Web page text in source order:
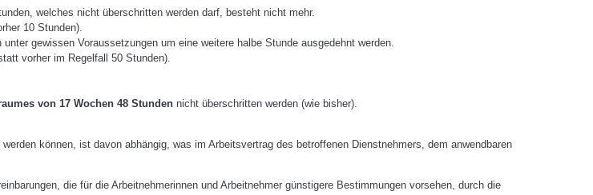
welches nicht überschritten werden darf, besteht nicht mehr.
10 Stunden).
gewissen Voraussetzungen um eine weitere halbe Stunde ausgedehnt werden.
vorher im Regelfall 50 Stunden).
von 17 Wochen 48 Stunden nicht überschritten werden (wie bisher).
können, ist davon abhängig, was im Arbeitsvertrag des betroffenen Dienstnehmers, dem anwendbaren
die für die Arbeitnehmerinnen und Arbeitnehmer günstigere Bestimmungen vorsehen, durch die